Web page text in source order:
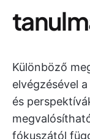
Különböző
elvégzésével
és
fókuszától